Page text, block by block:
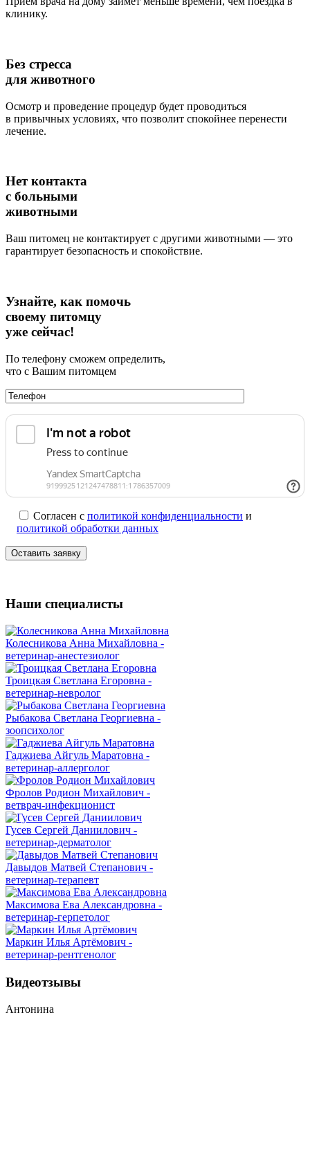
клинику.
Без стресса
для животного
Осмотр и проведение процедур будет проводиться
в привычных условиях, что позволит спокойнее перенести
лечение.
Нет контакта
с больными
животными
Ваш питомец не контактирует с другими животными — это
гарантирует безопасность и спокойствие.
Узнайте, как помочь
своему питомцу
уже сейчас!
По телефону сможем определить,
что с Вашим питомцем
Согласен с политикой конфиденциальности и
политикой обработки данных
Наши специалисты
Колесникова Анна Михайловна -
ветеринар-анестезиолог
Троицкая Светлана Егоровна -
ветеринар-невролог
Рыбакова Светлана Георгиевна -
зоопсихолог
Гаджиева Айгуль Маратовна -
ветеринар-аллерголог
Фролов Родион Михайлович -
ветврач-инфекционист
Гусев Сергей Даниилович -
ветеринар-дерматолог
Давыдов Матвей Степанович -
ветеринар-терапевт
Максимова Ева Александровна -
ветеринар-герпетолог
Маркин Илья Артёмович -
ветеринар-рентгенолог
Видеотзывы
Антонина